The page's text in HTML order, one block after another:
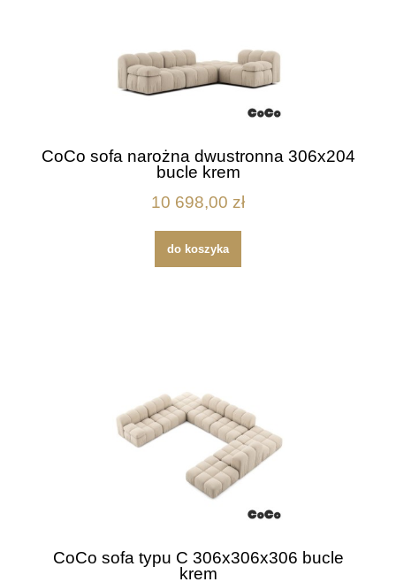
CoCo sofa narożna dwustronna 306x204
bucle krem
10 698,00 zł
do koszyka
CoCo sofa typu C 306x306x306 bucle
krem